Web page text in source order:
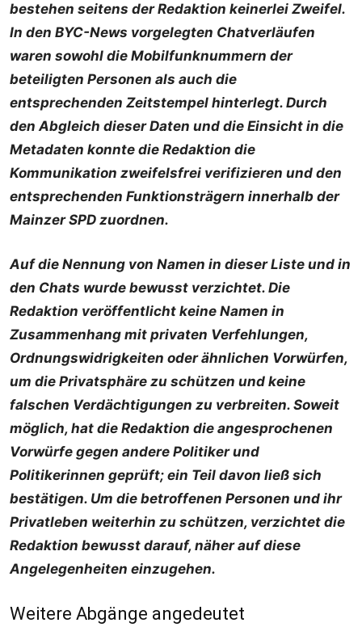
bestehen seitens der Redaktion keinerlei Zweifel.
In den BYC-News vorgelegten Chatverläufen
waren sowohl die Mobilfunknummern der
beteiligten Personen als auch die
entsprechenden Zeitstempel hinterlegt. Durch
den Abgleich dieser Daten und die Einsicht in die
Metadaten konnte die Redaktion die
Kommunikation zweifelsfrei verifizieren und den
entsprechenden Funktionsträgern innerhalb der
Mainzer SPD zuordnen.
Auf die Nennung von Namen in dieser Liste und in
den Chats wurde bewusst verzichtet. Die
Redaktion veröffentlicht keine Namen in
Zusammenhang mit privaten Verfehlungen,
Ordnungswidrigkeiten oder ähnlichen Vorwürfen,
um die Privatsphäre zu schützen und keine
falschen Verdächtigungen zu verbreiten. Soweit
möglich, hat die Redaktion die angesprochenen
Vorwürfe gegen andere Politiker und
Politikerinnen geprüft; ein Teil davon ließ sich
bestätigen. Um die betroffenen Personen und ihr
Privatleben weiterhin zu schützen, verzichtet die
Redaktion bewusst darauf, näher auf diese
Angelegenheiten einzugehen.
Weitere Abgänge angedeutet